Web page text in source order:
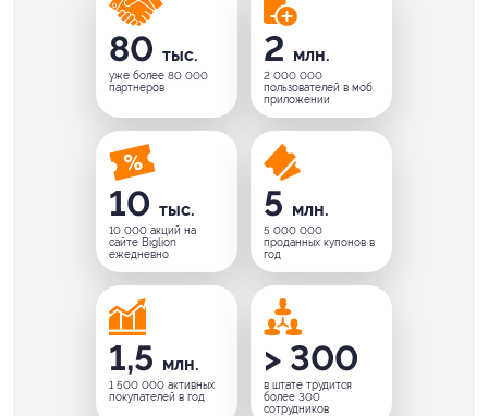
80 тыс.
уже более 80 000
партнеров
2 млн.
2 000 000
пользователей в моб.
приложении
10 тыс.
10 000 акций на
сайте Biglion
ежедневно
5 млн.
5 000 000
проданных купонов в
год
1,5 млн.
1 500 000 активных
покупателей в год
> 300
в штате трудится
более 300
сотрудников